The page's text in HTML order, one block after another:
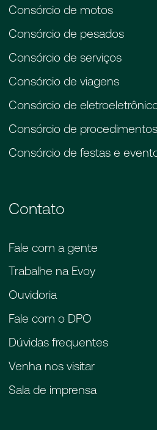
Consórcio de motos
Consórcio de pesados
Consórcio de serviços
Consórcio de viagens
Consórcio de
Consórcio de
Consórcio de festas e
Contato
Fale com a gente
Trabalhe na Evoy
Ouvidoria
Fale com o DPO
Dúvidas frequentes
Venha nos visitar
Sala de imprensa